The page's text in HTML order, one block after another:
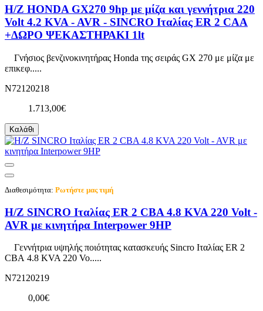
Η/Ζ HONDA GX270 9hp με μίζα και γεννήτρια 220
Volt 4.2 KVA - AVR - SINCRO Ιταλίας ER 2 CAA
+ΔΩΡΟ ΨΕΚΑΣΤΗΡΑΚΙ 1lt
Γνήσιος βενζινοκινητήρας Honda της σειράς GX 270 με μίζα με
επικεφ.....
N72120218
1.713,00€
Καλάθι
Διαθεσιμότητα: Ρωτήστε μας τιμή
Η/Ζ SINCRO Ιταλίας ER 2 CBA 4.8 KVA 220 Volt -
AVR με κινητήρα Interpower 9HP
Γεννήτρια υψηλής ποιότητας κατασκευής Sincro Ιταλίας ER 2
CBA 4.8 KVA 220 Vo.....
N72120219
0,00€